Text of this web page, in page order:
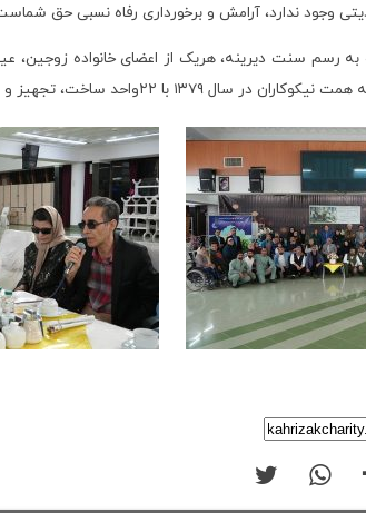
وجود ندارد، آرامش و برخورداری رفاه نسبی حق
به رسم سنت دیرینه، هریک از اعضای خانواده
با ۲۲واحد ساخت، تجهیز و مناسب سازی شده است.